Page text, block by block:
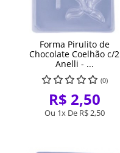
Forma Pirulito de
Chocolate Coelhão c/2
Anelli - ...
(0)
R$ 2,50
Ou 1x De R$ 2,50